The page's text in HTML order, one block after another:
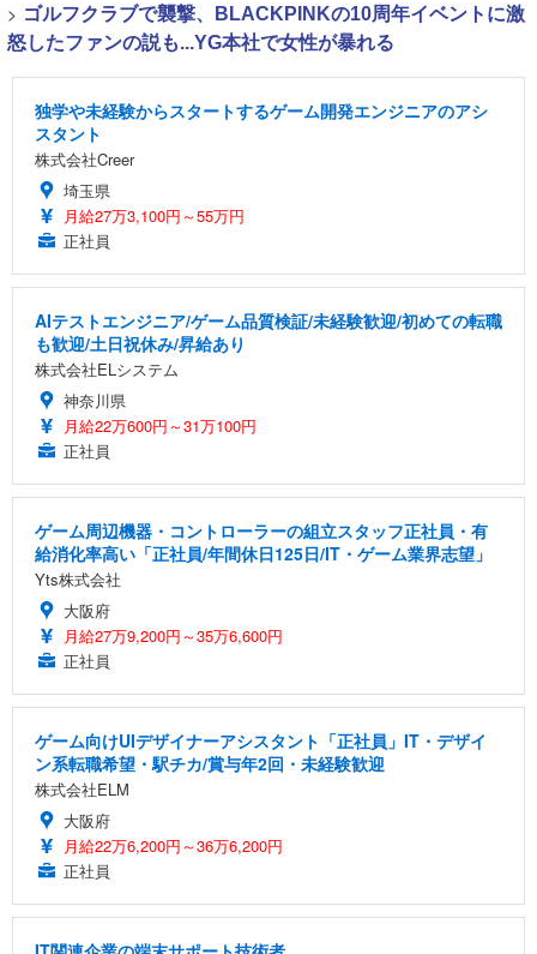
> ゴルフクラブで襲撃、BLACKPINKの10周年イベントに激
怒したファンの説も...YG本社で女性が暴れる
独学や未経験からスタートするゲーム開発エンジニアのアシ
スタント
株式会社Creer
埼玉県
月給27万3,100円～55万円
正社員
AIテストエンジニア/ゲーム品質検証/未経験歓迎/初めての転職
も歓迎/土日祝休み/昇給あり
株式会社ELシステム
神奈川県
月給22万600円～31万100円
正社員
ゲーム周辺機器・コントローラーの組立スタッフ正社員・有
給消化率高い「正社員/年間休日125日/IT・ゲーム業界志望」
Yts株式会社
大阪府
月給27万9,200円～35万6,600円
正社員
ゲーム向けUIデザイナーアシスタント「正社員」IT・デザイ
ン系転職希望・駅チカ/賞与年2回・未経験歓迎
株式会社ELM
大阪府
月給22万6,200円～36万6,200円
正社員